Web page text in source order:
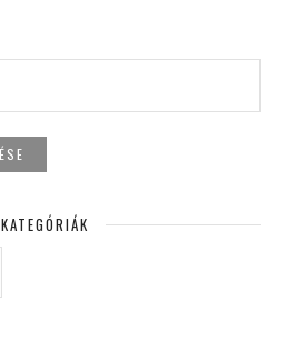
KATEGÓRIÁK